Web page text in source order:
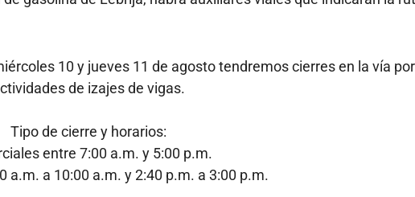
10 y jueves 11 de agosto tendremos cierres en la vía por
de izajes de vigas.
Tipo de cierre y horarios:
entre 7:00 a.m. y 5:00 p.m.
a.m. a 10:00 a.m. y 2:40 p.m. a 3:00 p.m.